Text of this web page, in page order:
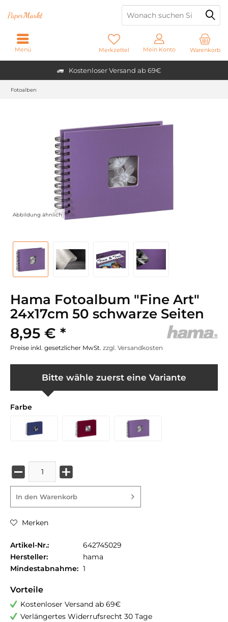
Kostenloser Versand ab 69€
PaperMarkt
Warenkorb
Merkzettel Mein Konto
Menü
Fotoalben
Abbildung ähnlich
Hama Fotoalbum "Fine Art"
24x17cm 50 schwarze Seiten
8,95 € *
Preise inkl. gesetzlicher MwSt. zzgl. Versandkosten
Bitte wähle zuerst eine Variante
Farbe
In den Warenkorb
Merken
Artikel-Nr.:
642745029
Hersteller:
hama
Mindestabnahme: 1
Vorteile
Kostenloser Versand ab 69€
Verlängertes Widerrufsrecht 30 Tage